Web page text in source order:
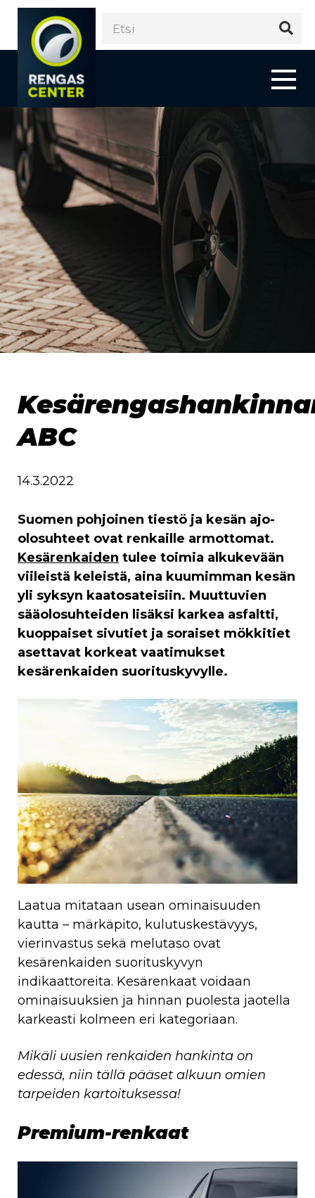
ABC
14.3.2022
Suomen pohjoinen tiestö ja kesän ajo-
olosuhteet ovat renkaille armottomat.
Kesärenkaiden tulee toimia alkukevään
viileistä keleistä, aina kuumimman kesän
yli syksyn kaatosateisiin. Muuttuvien
sääolosuhteiden lisäksi karkea asfaltti,
kuoppaiset sivutiet ja soraiset mökkitiet
asettavat korkeat vaatimukset
kesärenkaiden suorituskyvylle.
Laatua mitataan usean ominaisuuden
kautta – märkäpito, kulutuskestävyys,
vierinvastus sekä melutaso ovat
kesärenkaiden suorituskyvyn
indikaattoreita. Kesärenkaat voidaan
ominaisuuksien ja hinnan puolesta jaotella
karkeasti kolmeen eri kategoriaan.
Mikäli uusien renkaiden hankinta on
edessä, niin tällä pääset alkuun omien
tarpeiden kartoituksessa!
Premium-renkaat